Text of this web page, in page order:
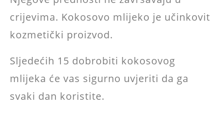
crijevima. Kokosovo mlijeko je učinkovit
kozmetički proizvod.
Sljedećih 15 dobrobiti kokosovog
mlijeka će vas sigurno uvjeriti da ga
svaki dan koristite.